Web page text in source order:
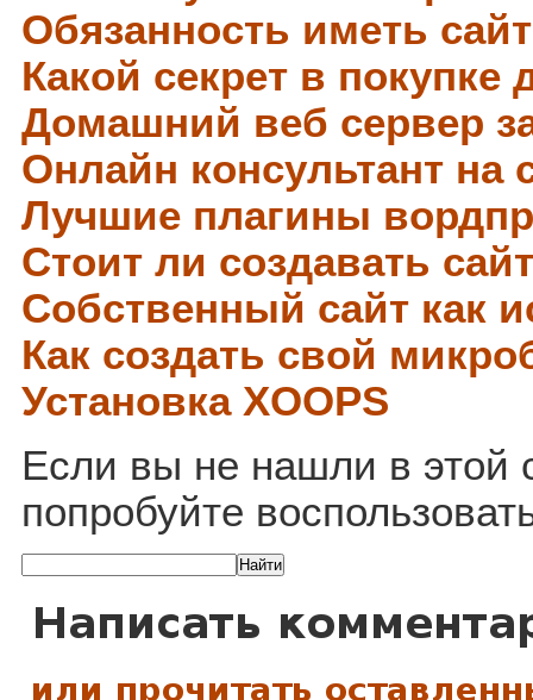
Обязанность иметь сайт
Какой секрет в покупке
Домашний веб сервер
Онлайн консультант на
Лучшие плагины
Стоит ли создавать
Собственный сайт как
Как создать свой
Установка XOOPS
Если вы не нашли в этой
попробуйте